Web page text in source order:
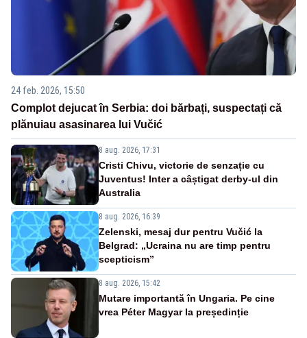
24 feb. 2026, 15:50
Complot dejucat în Serbia: doi bărbați, suspectați că
plănuiau asasinarea lui Vučić
8 aug. 2026, 17:31
Cristi Chivu, victorie de senzație cu
Juventus! Inter a câștigat derby-ul din
Australia
8 aug. 2026, 16:39
Zelenski, mesaj dur pentru Vučić la
Belgrad: „Ucraina nu are timp pentru
scepticism”
8 aug. 2026, 15:42
Mutare importantă în Ungaria. Pe cine
vrea Péter Magyar la președinție